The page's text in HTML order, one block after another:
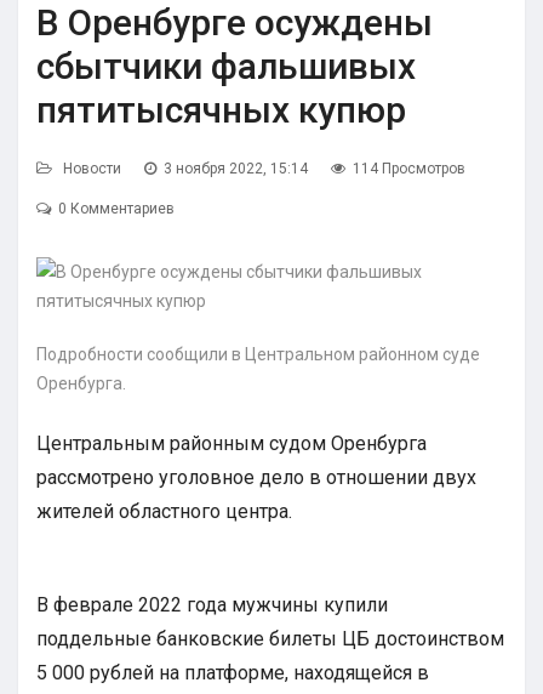
В Оренбурге осуждены
сбытчики фальшивых
пятитысячных купюр
Новости 3 ноября 2022, 15:14 114 Просмотров
0 Комментариев
Подробности сообщили в Центральном районном суде
Оренбурга.
Центральным районным судом Оренбурга
рассмотрено уголовное дело в отношении двух
жителей областного центра.
В феврале 2022 года мужчины купили
поддельные банковские билеты ЦБ достоинством
5 000 рублей на платформе, находящейся в